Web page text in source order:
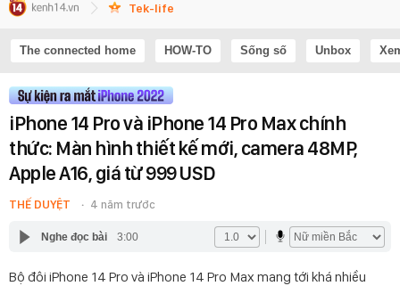
Tek-life
The connected home HOW-TO Sống số Unbox
iPhone 14 Pro và iPhone 14 Pro Max chính
thức: Màn hình thiết kế mới, camera 48MP,
Apple A16, giá từ 999 USD
THẾ DUYỆT 4 năm trước
Nghe đọc bài 3:00
Bộ đôi iPhone 14 Pro và iPhone 14 Pro Max mang tới khá nhiều